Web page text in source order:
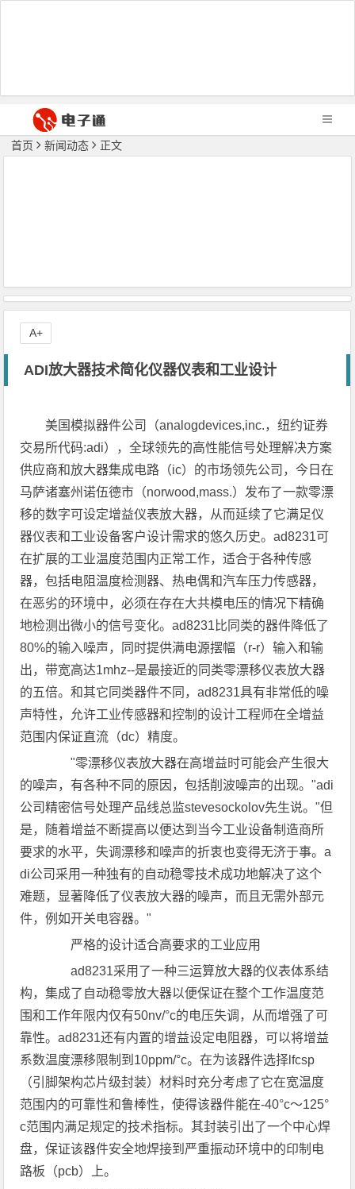
首页 新闻动态 正文
ADI放大器技术简化仪器仪表和工业设计
美国模拟器件公司（analogdevices,inc.，纽约证券
交易所代码:adi），全球领先的高性能信号处理解决方案
供应商和放大器集成电路（ic）的市场领先公司，今日在
马萨诸塞州诺伍德市（norwood,mass.）发布了一款零漂
移的数字可设定增益仪表放大器，从而延续了它满足仪
器仪表和工业设备客户设计需求的悠久历史。ad8231可
在扩展的工业温度范围内正常工作，适合于各种传感
器，包括电阻温度检测器、热电偶和汽车压力传感器，
在恶劣的环境中，必须在存在大共模电压的情况下精确
地检测出微小的信号变化。ad8231比同类的器件降低了
80%的输入噪声，同时提供满电源摆幅（r-r）输入和输
出，带宽高达1mhz--是最接近的同类零漂移仪表放大器
的五倍。和其它同类器件不同，ad8231具有非常低的噪
声特性，允许工业传感器和控制的设计工程师在全增益
范围内保证直流（dc）精度。
"零漂移仪表放大器在高增益时可能会产生很大
的噪声，有各种不同的原因，包括削波噪声的出现。"adi
公司精密信号处理产品线总监stevesockolov先生说。"但
是，随着增益不断提高以便达到当今工业设备制造商所
要求的水平，失调漂移和噪声的折衷也变得无济于事。a
di公司采用一种独有的自动稳零技术成功地解决了这个
难题，显著降低了仪表放大器的噪声，而且无需外部元
件，例如开关电容器。"
严格的设计适合高要求的工业应用
ad8231采用了一种三运算放大器的仪表体系结
构，集成了自动稳零放大器以便保证在整个工作温度范
围和工作年限内仅有50nv/°c的电压失调，从而增强了可
靠性。ad8231还有内置的增益设定电阻器，可以将增益
系数温度漂移限制到10ppm/°c。在为该器件选择lfcsp
（引脚架构芯片级封装）材料时充分考虑了它在宽温度
范围内的可靠性和鲁棒性，使得该器件能在-40°c～125°
c范围内满足规定的技术指标。其封装引出了一个中心焊
盘，保证该器件安全地焊接到严重振动环境中的印制电
路板（pcb）上。
A+